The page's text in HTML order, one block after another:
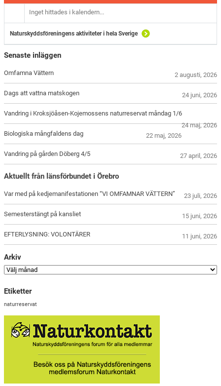
Inget hittades i kalendern...
Naturskyddsföreningens aktiviteter i hela Sverige
Senaste inläggen
Omfamna Vättern 2 augusti, 2026
Dags att vattna matskogen 24 juni, 2026
Vandring i Kroksjöåsen-Kojemossens naturreservat måndag 1/6
24 maj, 2026
Biologiska mångfaldens dag
22 maj, 2026
Vandring på gården Döberg 4/5 27 april, 2026
Aktuellt från länsförbundet i Örebro
Var med på kedjemanifestationen “VI OMFAMNAR VÄTTERN” 23 juli, 2026
Semesterstängt på kansliet 15 juni, 2026
EFTERLYSNING: VOLONTÄRER 11 juni, 2026
Arkiv
Etiketter
naturreservat